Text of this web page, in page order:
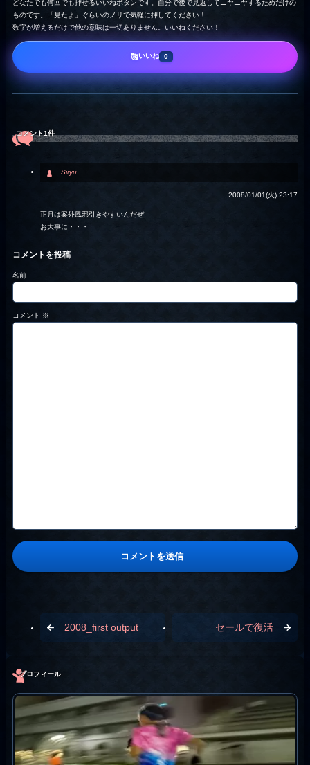
どなたでも何回でも押せるいいねボタンです。自分で後で見返してニヤニヤするためだけの
ものです。「見たよ」ぐらいのノリで気軽に押してください！
数字が増えるだけで他の意味は一切ありません。いいねください！
🥰いいね 0
コメント1件
Siryu
2008/01/01(火) 23:17
正月は案外風邪引きやすいんだぜ
お大事に・・・
コメントを投稿
名前
コメント ※
2008_first output セールで復活
プロフィール